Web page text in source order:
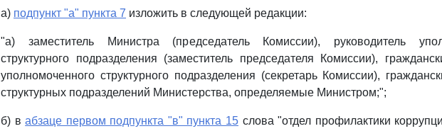
а) подпункт "а" пункта 7 изложить в следующей редакции:
"а) заместитель Министра (председатель Комиссии), руководитель
структурного подразделения (заместитель председателя Комиссии),
уполномоченного структурного подразделения (секретарь Комиссии),
структурных подразделений Министерства, определяемые Министром;";
б) вабзаце первом подпункта "в" пункта 15 слова "отдел профилактики